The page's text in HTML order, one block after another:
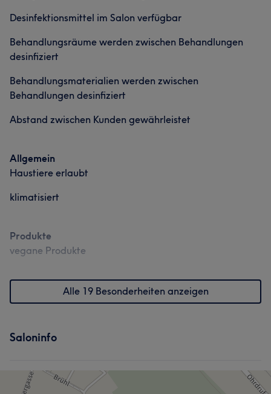
Desinfektionsmittel im Salon verfügbar
Behandlungsräume werden zwischen Behandlungen
desinfiziert
Behandlungsmaterialien werden zwischen
Behandlungen desinfiziert
Abstand zwischen Kunden gewährleistet
Allgemein
Haustiere erlaubt
klimatisiert
Produkte
vegane Produkte
Alle 19 Besonderheiten anzeigen
Saloninfo